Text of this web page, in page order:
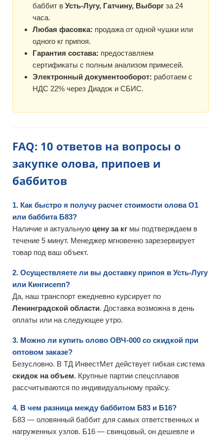
баббит в Усть-Лугу, Гатчину, Выборг за 24
часа.
Любая фасовка: продажа от одной чушки или
одного кг припоя.
Гарантия состава: предоставляем
сертификаты с полным анализом примесей.
Электронный документооборот: работаем с
НДС 22% через Диадок и СБИС.
FAQ: 10 ответов на вопросы о
закупке олова, припоев и
баббитов
1. Как быстро я получу расчет стоимости олова О1
или баббита Б83?
Наличие и актуальную цену за кг мы подтверждаем в
течение 5 минут. Менеджер мгновенно зарезервирует
товар под ваш объект.
2. Осуществляете ли вы доставку припоя в Усть-Лугу
или Кингисепп?
Да, наш транспорт ежедневно курсирует по
Ленинградской области. Доставка возможна в день
оплаты или на следующее утро.
3. Можно ли купить олово ОВЧ-000 со скидкой при
оптовом заказе?
Безусловно. В ТД ИнвестМет действует гибкая система
скидок на объем. Крупные партии спецсплавов
рассчитываются по индивидуальному прайсу.
4. В чем разница между баббитом Б83 и Б16?
Б83 — оловянный баббит для самых ответственных и
нагруженных узлов. Б16 — свинцовый, он дешевле и